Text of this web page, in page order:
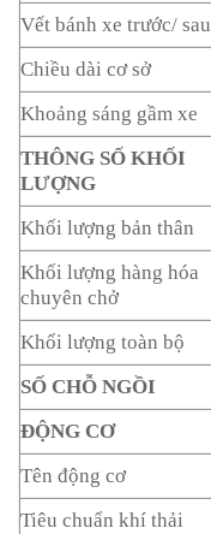
Vết bánh xe trước/ sau
Chiều dài cơ sở
Khoảng sáng gầm xe
THÔNG SỐ KHỐI
LƯỢNG
Khối lượng bản thân
Khối lượng hàng hóa
chuyên chở
Khối lượng toàn bộ
SỐ CHỖ NGỒI
ĐỘNG CƠ
Tên động cơ
Tiêu chuẩn khí thải